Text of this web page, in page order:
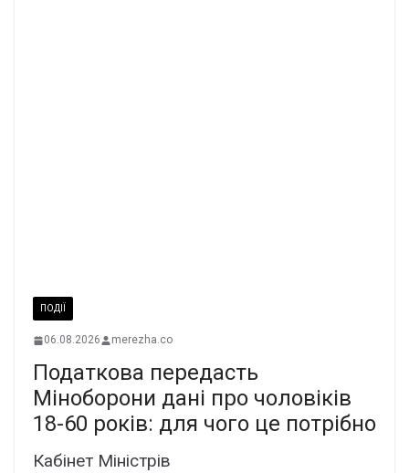
ПОДІЇ
06.08.2026 merezha.co
Податкова передасть
Міноборони дані про чоловіків
18-60 років: для чого це потрібно
Кабінет Міністрів